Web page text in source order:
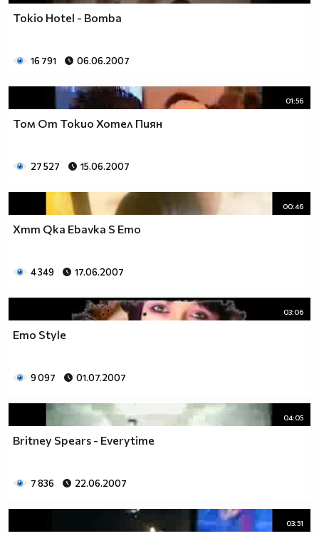
Tokio Hotel - Bomba
16 791 06.06.2007
01:56
Том От Токио Хотел Пиян
27 527 15.06.2007
00:46
Xmm Qka Ebavka S Emo
4 349 17.06.2007
03:06
Emo Style
9 097 01.07.2007
04:05
Britney Spears - Everytime
7 836 22.06.2007
03:51